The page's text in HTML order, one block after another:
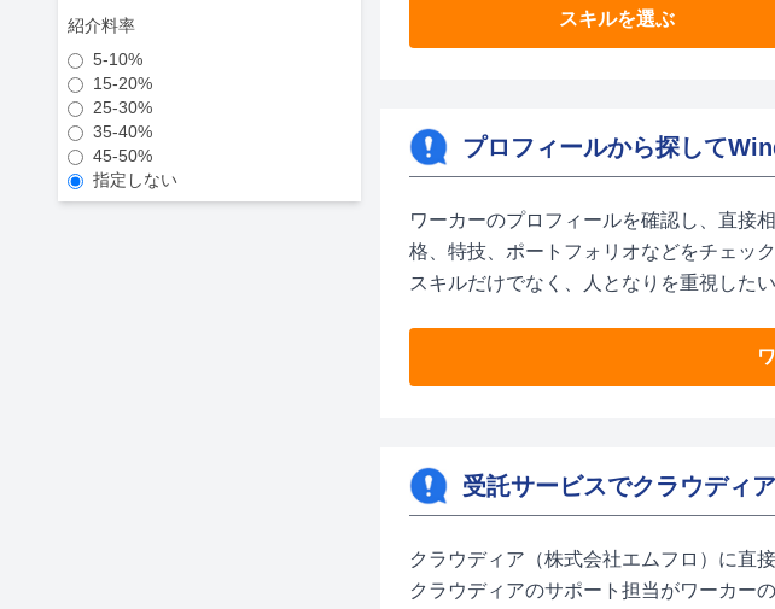
紹介料率
5-10%
15-20%
25-30%
35-40%
45-50%
指定しない
スキルを選ぶ
プロフィールから探して
ワーカーのプロフィールを確認し、直接
格、特技、ポートフォリオなどをチェッ
スキルだけでなく、人となりを重視した
受託サービスでクラウディ
クラウディア（株式会社エムフロ）に直
クラウディアのサポート担当がワーカー